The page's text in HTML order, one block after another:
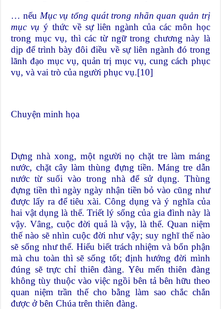
… nếu Mục vụ tổng quát trong nhãn quan quản trị
mục vụ ý thức về sự liên ngành của các môn học
trong mục vụ, thì các từ ngữ trong chương này là
dịp để trình bày đôi điều về sự liên ngành đó trong
lãnh đạo mục vụ, quản trị mục vụ, cung cách phục
vụ, và vai trò của người phục vụ.[10]
Chuyện minh họa
Dựng nhà xong, một người nọ chặt tre làm máng
nước, chặt cây làm thùng đựng tiền. Máng tre dẫn
nước từ suối vào trong nhà để sử dụng. Thùng
đựng tiền thì ngày ngày nhận tiền bỏ vào cũng như
được lấy ra để tiêu xài. Công dụng và ý nghĩa của
hai vật dụng là thế. Triết lý sống của gia đình này là
vậy. Vâng, cuộc đời quả là vậy, là thế. Quan niệm
thế nào sẽ nhìn cuộc đời như vậy; suy nghĩ thế nào
sẽ sống như thế. Hiểu biết trách nhiệm và bổn phận
mà chu toàn thì sẽ sống tốt; định hướng đời mình
đúng sẽ trực chỉ thiên đàng. Yêu mến thiên đàng
không tùy thuộc vào việc ngồi bên tả bên hữu theo
quan niệm trần thế cho bằng làm sao chắc chắn
được ở bên Chúa trên thiên đàng.